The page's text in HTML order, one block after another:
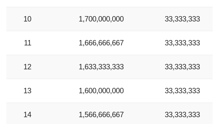
10 1,700,000,000 33,333,333
11 1,666,666,667 33,333,333
12 1,633,333,333 33,333,333
13 1,600,000,000 33,333,333
14 1,566,666,667 33,333,333